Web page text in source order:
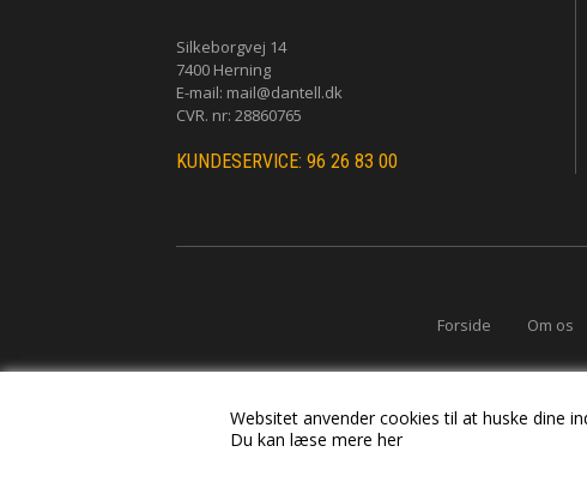
Websitet anvender cookies til at huske dine
Du kan læse mere her
Silkeborgvej 14
7400 Herning
E-mail: mail@dantell.dk
CVR. nr: 28860765
KUNDESERVICE: 96 26 83 00
Forside Om os